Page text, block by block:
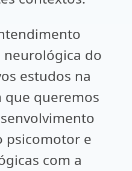
neurológica do
estudos na
que queremos
psicomotor e
com a